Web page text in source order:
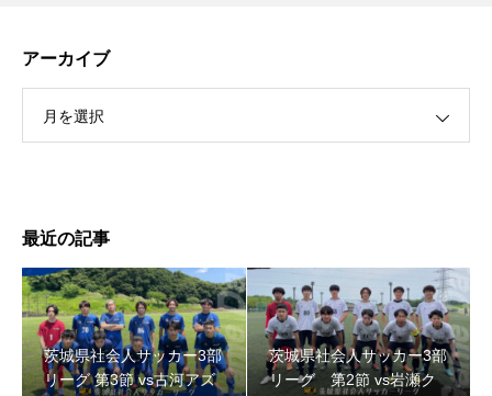
アーカイブ
月を選択
最近の記事
茨城県社会人サッカー3部
リーグ 第3節 vs古河アズ
茨城県社会人サッカー3部
リーグ 第2節 vs岩瀬ク